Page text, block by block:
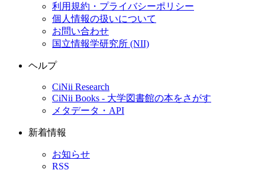
利用規約・プライバシーポリシー
個人情報の扱いについて
お問い合わせ
国立情報学研究所 (NII)
ヘルプ
CiNii Research
CiNii Books - 大学図書館の本をさがす
メタデータ・API
新着情報
お知らせ
RSS